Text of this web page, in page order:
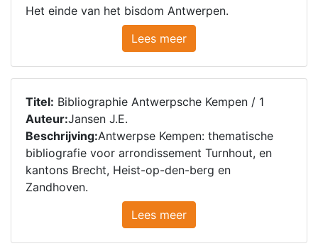
Het einde van het bisdom Antwerpen.
Lees meer
Titel: Bibliographie Antwerpsche Kempen / 1
Auteur:Jansen J.E.
Beschrijving:Antwerpse Kempen: thematische
bibliografie voor arrondissement Turnhout, en
kantons Brecht, Heist-op-den-berg en
Zandhoven.
Lees meer